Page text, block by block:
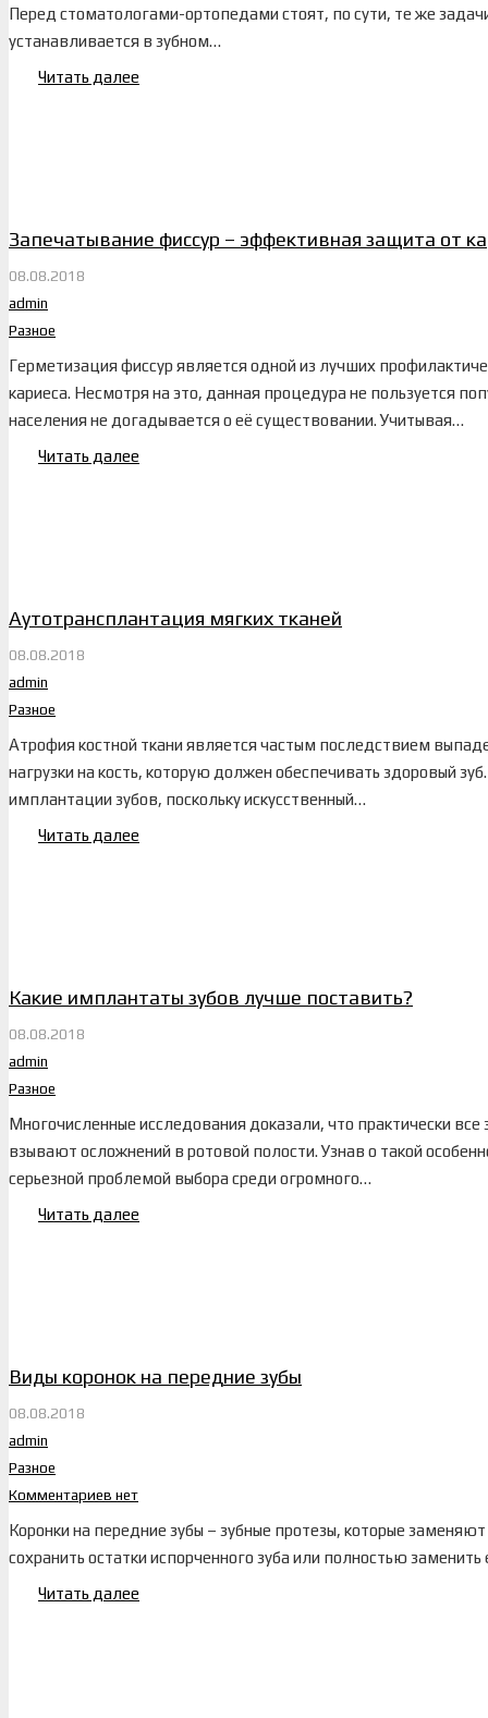
Перед стоматологами-ортопедами стоят, по сути, те же
устанавливается в зубном…
Читать далее
Запечатывание фиссур – эффективная защита от
08.08.2018
admin
Разное
Герметизация фиссур является одной из лучших
кариеса. Несмотря на это, данная процедура не пользуется
населения не догадывается о её существовании. Учитывая…
Читать далее
Аутотрансплантация мягких тканей
08.08.2018
admin
Разное
Атрофия костной ткани является частым последствием
нагрузки на кость, которую должен обеспечивать здоровый
имплантации зубов, поскольку искусственный…
Читать далее
Какие имплантаты зубов лучше поставить?
08.08.2018
admin
Разное
Многочисленные исследования доказали, что практически
взывают осложнений в ротовой полости. Узнав о такой
серьезной проблемой выбора среди огромного…
Читать далее
Виды коронок на передние зубы
08.08.2018
admin
Разное
Комментариев нет
Коронки на передние зубы – зубные протезы, которые
сохранить остатки испорченного зуба или полностью
Читать далее